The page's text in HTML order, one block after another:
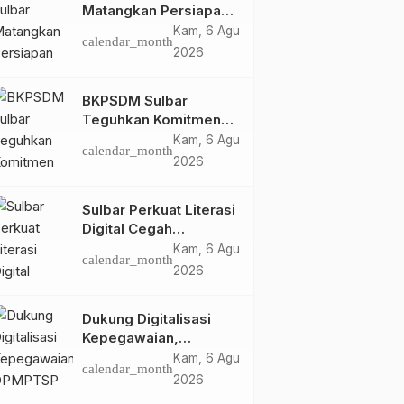
Matangkan Persiapan
HUT Ke-81 RI, Puncak
Upacara di Lapangan
calendar_month
Kam, 6 Agu
2026
BKPSDM Sulbar
Teguhkan Komitmen
Pengembangan
Kompetensi ASN
Perjanjian Tugas
Belajar 2026
calendar_month
Kam, 6 Agu
2026
Sulbar Perkuat Literasi
Digital Cegah
Kejahatan Love
Scamming
calendar_month
Kam, 6 Agu
2026
Dukung Digitalisasi
Kepegawaian,
DPMPTSP Sulbar Siap
Terapkan Aplikasi
calendar_month
Kam, 6 Agu
2026